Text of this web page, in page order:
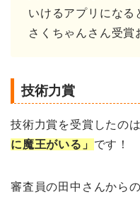
いけるアプリになる
さくちゃんさん受賞
技術力賞
技術力賞を受賞したのは
に魔王がいる」 です！
審査員の田中さんから